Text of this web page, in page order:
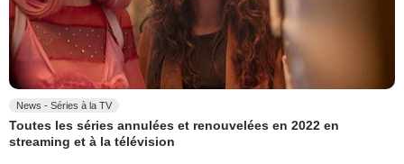
News - Séries à la TV
Toutes les séries annulées et renouvelées en 2022 en
streaming et à la télévision